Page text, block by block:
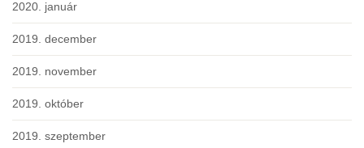
2020. január
2019. december
2019. november
2019. október
2019. szeptember